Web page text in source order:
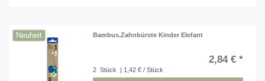
Neuheit Bambus.Zahnbürste Kinder Elefant
2,84 € *
2 Stück | 1,42 € / Stück